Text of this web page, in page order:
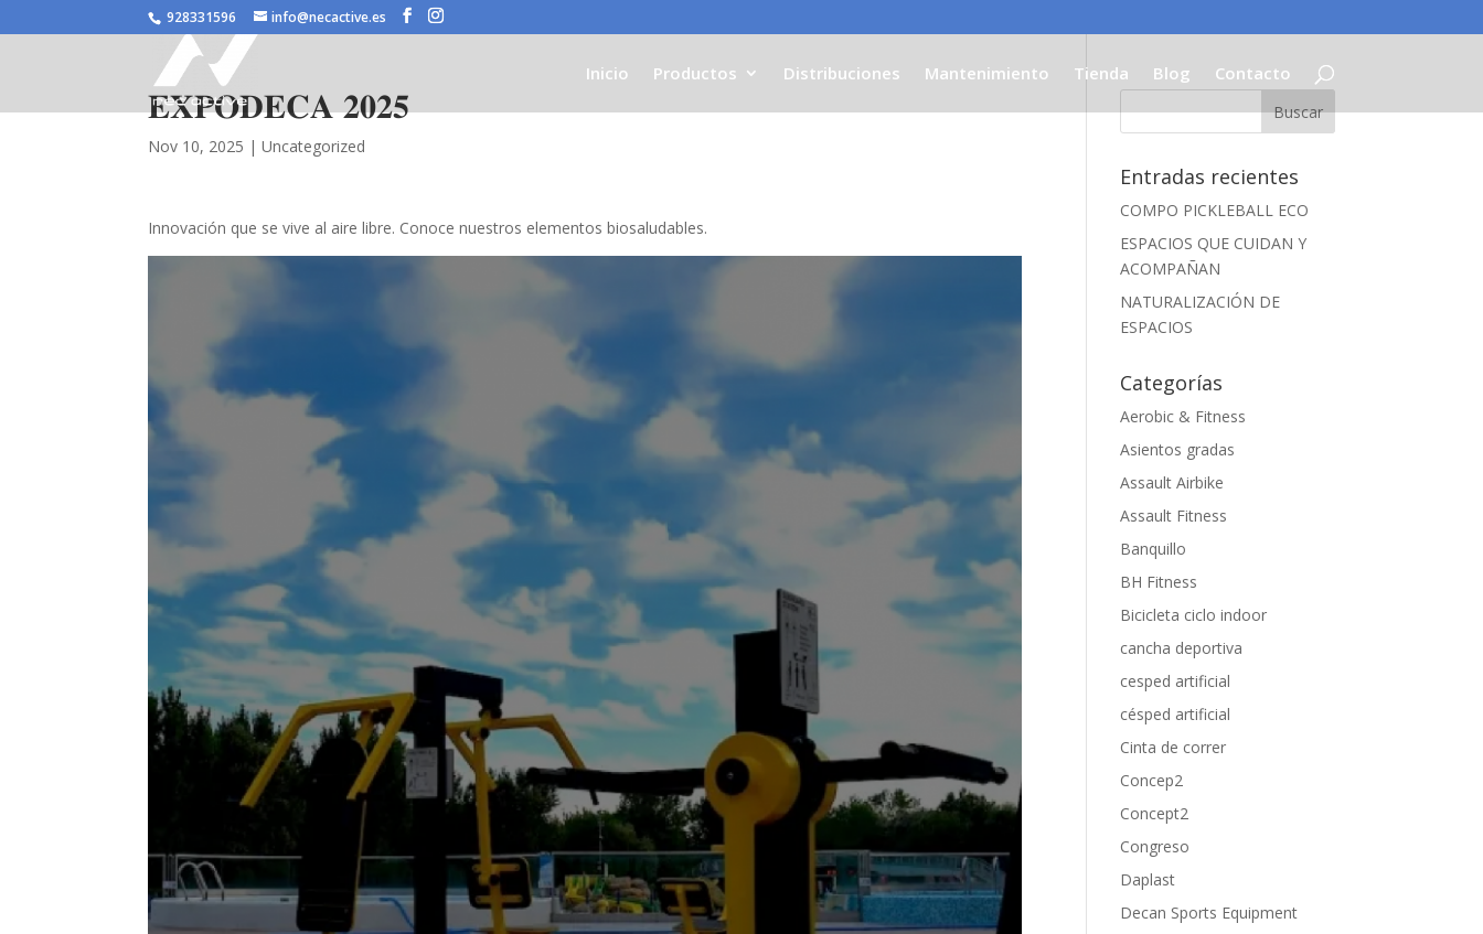
/* JS para menú plegable móvil Divi */
928331596 info@necactive.es
Inicio Productos Distribuciones Mantenimiento Tienda Blog Contacto
𝐄𝐗𝐏𝐎𝐃𝐄𝐂𝐀 𝟐𝟎𝟐𝟓
Nov 10, 2025 |Uncategorized
Innovación que se vive al aire libre. Conoce nuestros elementos biosaludables.
Entradas recientes
COMPO PICKLEBALL ECO
ESPACIOS QUE CUIDAN Y
ACOMPAÑAN
NATURALIZACIÓN DE
ESPACIOS
Categorías
Aerobic & Fitness
Asientos gradas
Assault Airbike
Assault Fitness
Banquillo
BH Fitness
Bicicleta ciclo indoor
cancha deportiva
cesped artificial
césped artificial
Cinta de correr
Concep2
Concept2
Congreso
Daplast
Decan Sports Equipment